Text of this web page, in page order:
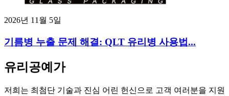
2026년 11월 5일
기름병 누출 문제 해결: QLT 유리병 사용법...
유리공예가
저희는 최첨단 기술과 진심 어린 헌신으로 고객 여러분을 지원